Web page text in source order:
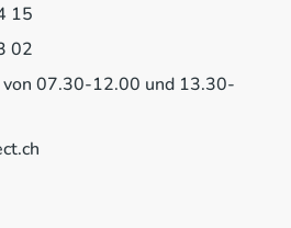
15
02
von 07.30-12.00 und 13.30-